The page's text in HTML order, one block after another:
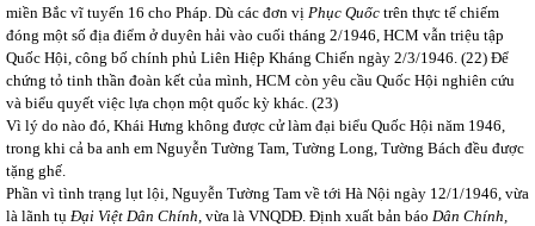
miền Bắc vĩ tuyến 16 cho Pháp. Dù các đơn vị Phục Quốc trên thực tế chiếm
đóng một số địa điểm ở duyên hải vào cuối tháng 2/1946, HCM vẫn triệu tập
Quốc Hội, công bố chính phủ Liên Hiệp Kháng Chiến ngày 2/3/1946. (22) Để
chứng tỏ tinh thần đoàn kết của mình, HCM còn yêu cầu Quốc Hội nghiên cứu
và biểu quyết việc lựa chọn một quốc kỳ khác. (23)
Vì lý do nào đó, Khái Hưng không được cử làm đại biểu Quốc Hội năm 1946,
trong khi cả ba anh em Nguyễn Tường Tam, Tường Long, Tường Bách đều được
tặng ghế.
Phần vì tình trạng lụt lội, Nguyễn Tường Tam về tới Hà Nội ngày 12/1/1946, vừa
là lãnh tụ Đại Việt Dân Chính, vừa là VNQDĐ. Định xuất bản báo Dân Chính,